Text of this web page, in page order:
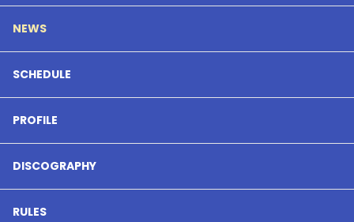
NEWS
SCHEDULE
PROFILE
DISCOGRAPHY
RULES